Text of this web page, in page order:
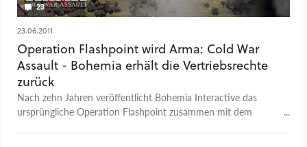
23
23.06.2011
Operation Flashpoint wird Arma: Cold War
Assault - Bohemia erhält die Vertriebsrechte
zurück
Nach zehn Jahren veröffentlicht Bohemia Interactive das
ursprüngliche Operation Flashpoint zusammen mit dem